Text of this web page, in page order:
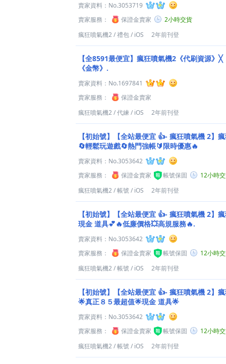
賣家資料： No.3053719
賣家服務：
保證金賣家
2小時交貨
瘋狂噴氣機2/禮包/ iOS 2年前刊登
【全8591最便宜】瘋狂噴氣機2《代刷資源》
《金幣》.
賣家資料： No.1697841
賣家服務：
保證金賣家
瘋狂噴氣機2/代練 / iOS 2年前刊登
【初始號】【全站最便宜 👍- 瘋狂噴氣機 2】
🔄輕鬆玩遊戲🔄熱門強帳🔰限時優惠🔥
賣家資料： No.3053642
賣家服務：
保證金賣家 帳號保固
12小時
瘋狂噴氣機2/帳號/ iOS 2年前刊登
【初始號】【全站最便宜 👍- 瘋狂噴氣機 2】
現金 道具💕🔥低廉價格💥高規服務🔥.
賣家資料： No.3053642
賣家服務：
保證金賣家 帳號保固
12小時
瘋狂噴氣機2/帳號/ iOS 2年前刊登
【初始號】【全站最便宜 👍- 瘋狂噴氣機 2】
🌟真正８５最超值🌟現金 道具🌟
賣家資料： No.3053642
賣家服務：
保證金賣家 帳號保固
12小時
瘋狂噴氣機2/帳號/ iOS 2年前刊登